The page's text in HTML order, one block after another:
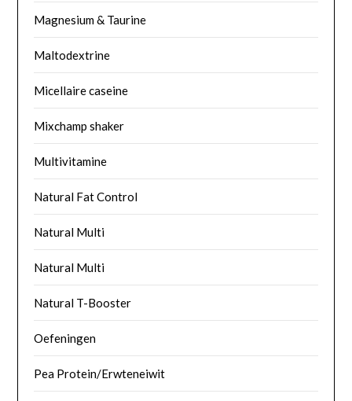
Magnesium & Taurine
Maltodextrine
Micellaire caseine
Mixchamp shaker
Multivitamine
Natural Fat Control
Natural Multi
Natural Multi
Natural T-Booster
Oefeningen
Pea Protein/Erwteneiwit